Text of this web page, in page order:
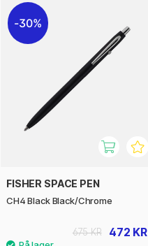
30%
FISHER SPACE PEN
CH4 Black Black/Chrome
472 KR
675 KR